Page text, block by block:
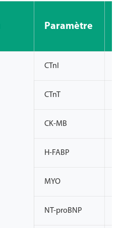
Paramètre
CTnI
CTnT
CK-MB
H-FABP
MYO
NT-proBNP